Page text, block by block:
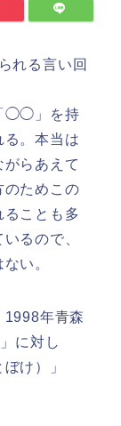
れる言い回
◯◯」を持
る。本当は
らあえて
のためこの
ることも多
るので、
い。
1998年青森
に対し
け）」